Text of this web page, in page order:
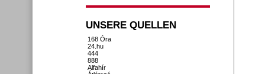
UNSERE QUELLEN
168 Óra
24.hu
444
888
Alfahír